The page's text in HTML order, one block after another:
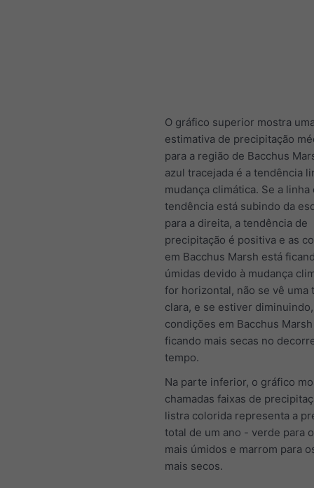
O gráfico superior mostra
estimativa de precipitação
para a região de Bacchus
azul tracejada é a tendência
mudança climática. Se a linha
tendência está subindo da
para a direita, a tendência de
precipitação é positiva e as
em Bacchus Marsh está
úmidas devido à mudança
for horizontal, não se vê uma
clara, e se estiver
condições em Bacchus
ficando mais secas no
tempo.
Na parte inferior, o gráfico
chamadas faixas de
listra colorida representa a
total de um ano - verde para
mais úmidos e marrom para
mais secos.